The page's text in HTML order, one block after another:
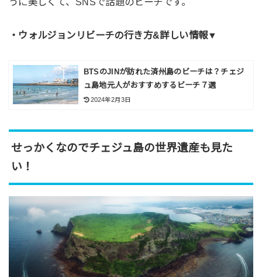
・ウォルジョンリビーチの行き方&詳しい情報▼
BTSのJINが訪れた済州島のビーチは？チェジ
ュ島地元人がおすすめするビーチ７選
2024年2月3日
せっかくなのでチェジュ島の世界遺産も見た
い！